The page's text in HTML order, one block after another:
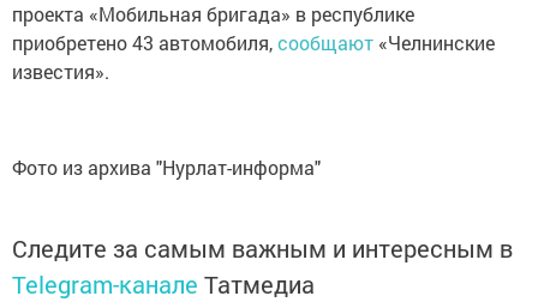
проекта «Мобильная бригада» в республике
приобретено 43 автомобиля,сообщают «Челнинские
известия».
Фото из архива "Нурлат-информа"
Следите за самым важным и интересным в
Telegram-канале Татмедиа